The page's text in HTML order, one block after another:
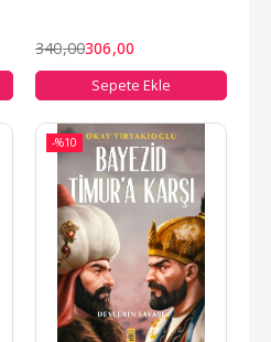
340,00306,00
Sepete Ekle
-%10